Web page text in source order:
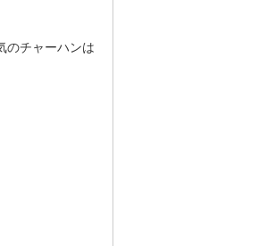
のチャーハンは